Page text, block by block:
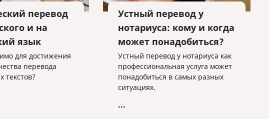
перевод
и на
язык
для достижения
перевода
текстов?
Устный перевод у
нотариуса: кому и когда
может понадобиться?
Устный перевод у нотариуса как
профессиональная услуга может
понадобиться в самых разных
ситуациях.
...